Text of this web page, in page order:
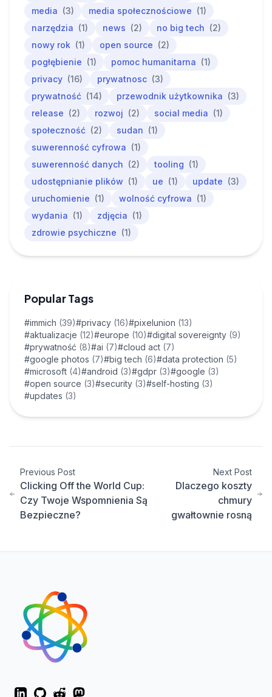
media (3) media społecznościowe (1)
narzędzia (1) news (2) no big tech (2)
nowy rok (1) open source (2)
pogłębienie (1) pomoc humanitarna (1)
privacy (16) prywatnosc (3)
prywatność (14) przewodnik użytkownika (3)
release (2) rozwoj (2) social media (1)
społeczność (2) sudan (1)
suwerenność cyfrowa (1)
suwerenność danych (2) tooling (1)
udostępnianie plików (1) ue (1) update (3)
uruchomienie (1) wolność cyfrowa (1)
wydania (1) zdjęcia (1)
zdrowie psychiczne (1)
Popular Tags
#immich (39)#privacy (16)#pixelunion (13)
#aktualizacje (12)#europe (10)#digital sovereignty (9)
#prywatność (8)#ai (7)#cloud act (7)
#google photos (7)#big tech (6)#data protection (5)
#microsoft (4)#android (3)#gdpr (3)#google (3)
#open source (3)#security (3)#self-hosting (3)
#updates (3)
Previous Post
Clicking Off the World Cup:
Czy Twoje Wspomnienia Są
Bezpieczne?
Next Post
Dlaczego koszty
chmury
gwałtownie rosną
LinkedInGitHubRedditMastodon